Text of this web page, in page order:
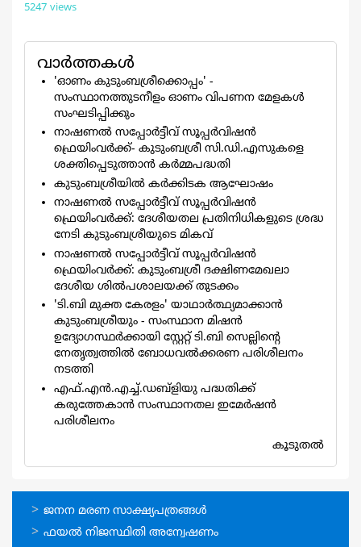
5247 views
വാര്‍ത്തകള്‍
'ഓണം കുടുംബശ്രീക്കൊപ്പം' -
സംസ്ഥാനത്തുടനീളം ഓണം വിപണന മേളകള്‍
സംഘടിപ്പിക്കും
നാഷണൽ സപ്പോർട്ടീവ് സൂപ്പർവിഷൻ
ഫ്രെയിംവർക്ക്- കുടുംബശ്രീ സി.ഡി.എസുകളെ
ശക്തിപ്പെടുത്താൻ കർമ്മപദ്ധതി
കുടുംബശ്രീയിൽ കർക്കിടക ആഘോഷം
നാഷണൽ സപ്പോർട്ടീവ് സൂപ്പർവിഷൻ
ഫ്രെയിംവർക്ക്: ദേശീയതല പ്രതിനിധികളുടെ ശ്രദ്ധ
നേടി കുടുംബശ്രീയുടെ മികവ്
നാഷണല്‍ സപ്പോര്‍ട്ടീവ് സൂപ്പര്‍വിഷന്‍
ഫ്രെയിംവര്‍ക്ക്: കുടുംബശ്രീ ദക്ഷിണമേഖലാ
ദേശീയ ശില്‍പശാലയക്ക് തുടക്കം
'ടി.ബി മുക്ത കേരളം' യാഥാര്‍ത്ഥ്യമാക്കാന്‍
കുടുംബശ്രീയും - സംസ്ഥാന മിഷന്‍
ഉദ്യോഗസ്ഥര്‍ക്കായി സ്റ്റേറ്റ് ടി.ബി സെല്ലിന്‍റെ
നേതൃത്വത്തില്‍ ബോധവല്‍ക്കരണ പരിശീലനം
നടത്തി
എഫ്.എന്‍.എച്ച്.ഡബ്ളിയു പദ്ധതിക്ക്
കരുത്തേകാന്‍ സംസ്ഥാനതല ഇമേര്‍ഷന്‍
പരിശീലനം
കൂടുതല്‍
ഓണ്‍ലൈന്‍
സേവനങ്ങള്‍
ജനന മരണ സാക്ഷ്യപത്രങ്ങള്‍
ഫയല്‍ നിജസ്ഥിതി അന്വേഷണം